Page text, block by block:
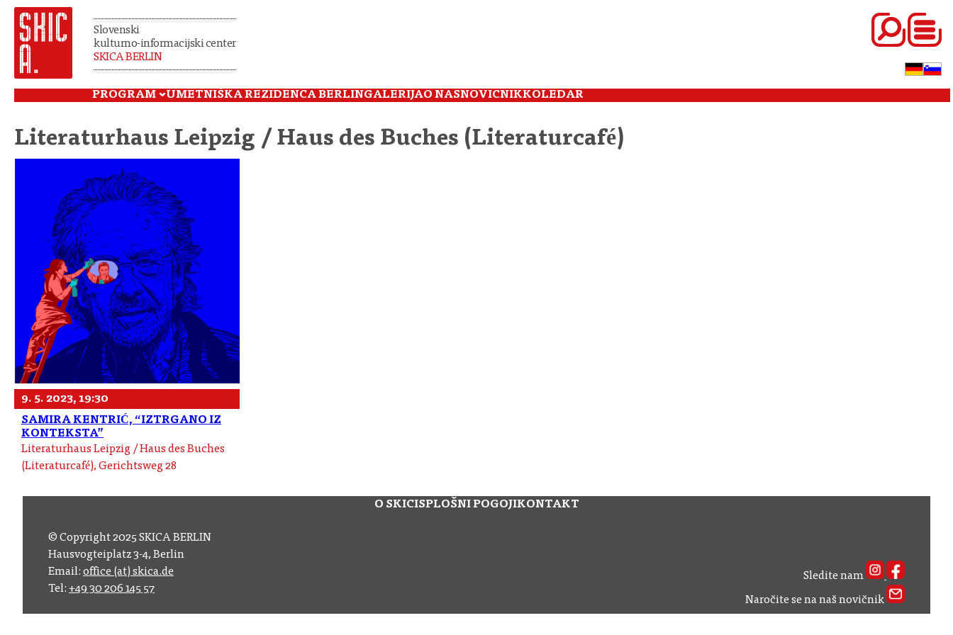
Slovenski
kulturno-informacijski center
SKICA BERLIN
PROGRAM UMETNIŠKA REZIDENCA BERLINGALERIJAO NASNOVIČNIKKOLEDAR
Literaturhaus Leipzig / Haus des Buches (Literaturcafé)
9. 5. 2023, 19:30
SAMIRA KENTRIĆ, “IZTRGANO IZ
KONTEKSTA”
Literaturhaus Leipzig / Haus des Buches
(Literaturcafé), Gerichtsweg 28
O SKICISPLOŠNI POGOJIKONTAKT
© Copyright 2025 SKICA BERLIN
Hausvogteiplatz 3-4, Berlin
Email: office (at) skica.de
Tel: +49 30 206 145 57
Sledite nam
Naročite se na naš novičnik